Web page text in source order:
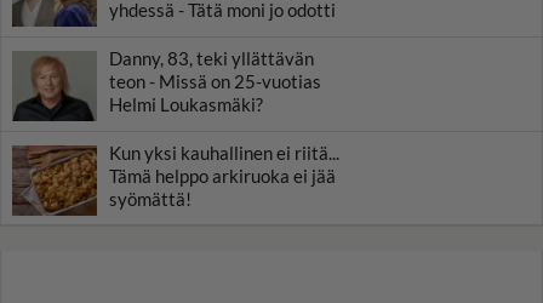
yhdessä - Tätä moni jo odotti
Danny, 83, teki yllättävän
teon - Missä on 25-vuotias
Helmi Loukasmäki?
Kun yksi kauhallinen ei riitä...
Tämä helppo arkiruoka ei jää
syömättä!